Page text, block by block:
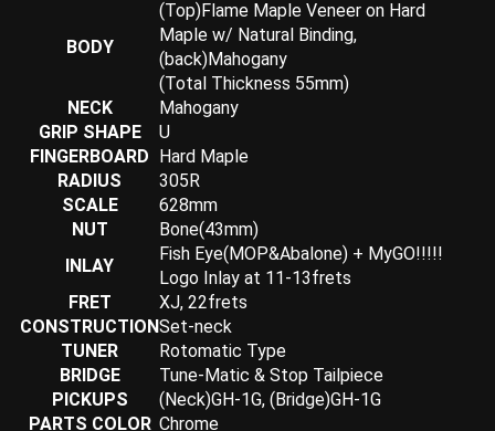
BODY
(Top)Flame Maple Veneer on Hard
Maple w/ Natural Binding,
(back)Mahogany
(Total Thickness 55mm)
NECK
Mahogany
GRIP SHAPE
U
FINGERBOARD Hard Maple
RADIUS
305R
SCALE
628mm
NUT
Bone(43mm)
INLAY
Fish Eye(MOP&Abalone) + MyGO!!!!!
Logo Inlay at 11-13frets
FRET
XJ, 22frets
CONSTRUCTIONSet-neck
TUNER
Rotomatic Type
BRIDGE
Tune-Matic & Stop Tailpiece
PICKUPS
(Neck)GH-1G, (Bridge)GH-1G
PARTS COLOR Chrome